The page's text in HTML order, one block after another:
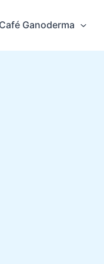
Café Ganoderma